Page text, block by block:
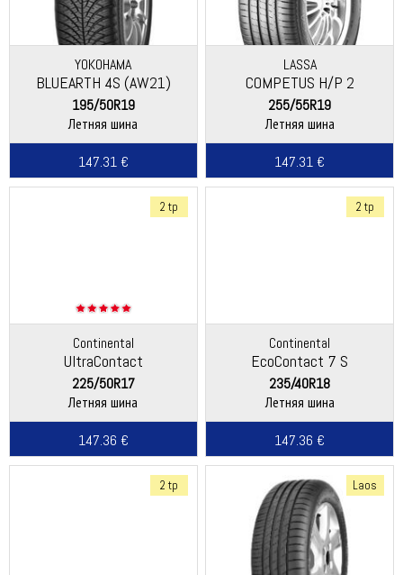
YOKOHAMA
BLUEARTH 4S (AW21)
195/50R19
Летняя шина
147.31 €
LASSA
COMPETUS H/P 2
255/55R19
Летняя шина
147.31 €
2 tp
Continental
UltraContact
225/50R17
Летняя шина
147.36 €
2 tp
Continental
EcoContact 7 S
235/40R18
Летняя шина
147.36 €
2 tp Laos